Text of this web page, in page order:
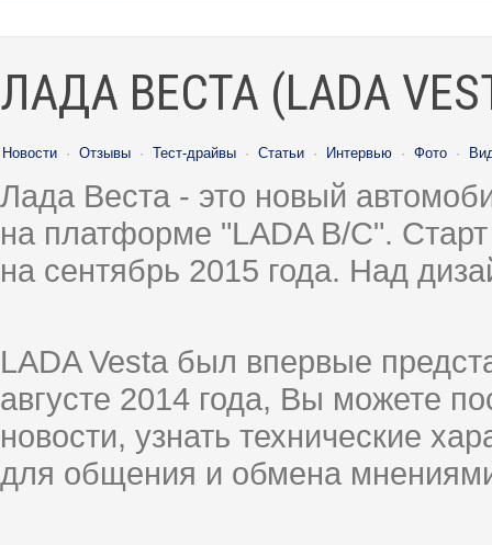
ЛАДА ВЕСТА (LADA
Новости · Отзывы · Тест-драйвы · Статьи · Интервью · Фото ·
Лада Веста - это новый
на платформе "LADA B/C".
на сентябрь 2015 года. Над
LADA Vesta был впервые
августе 2014 года, Вы можете
новости, узнать технические
для общения и обмена